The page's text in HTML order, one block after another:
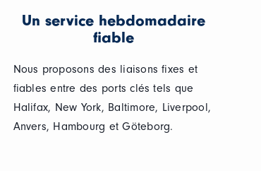
Un service hebdomadaire
fiable
Nous proposons des liaisons fixes et
fiables entre des ports clés tels que
Halifax, New York, Baltimore, Liverpool,
Anvers, Hambourg et Göteborg.